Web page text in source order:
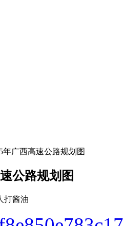
年广西高速公路规划图
公路规划图
打酱油